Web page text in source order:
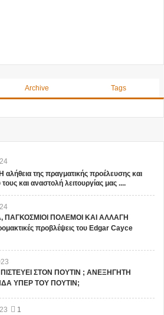
Archive Tags
της πραγματικής προέλευσης και
και αναστολή λειτουργίας μας ....
ΠΑΓΚΟΣΜΙΟΙ ΠΟΛΕΜΟΙ ΚΑΙ ΑΛΛΑΓΗ
προβλέψεις του Edgar Cayce
ΣΤΟΝ ΠΟΥΤΙΝ ; ΑΝΕΞΗΓΗΤΗ
ΥΠΕΡ ΤΟΥ ΠΟΥΤΙΝ;
1